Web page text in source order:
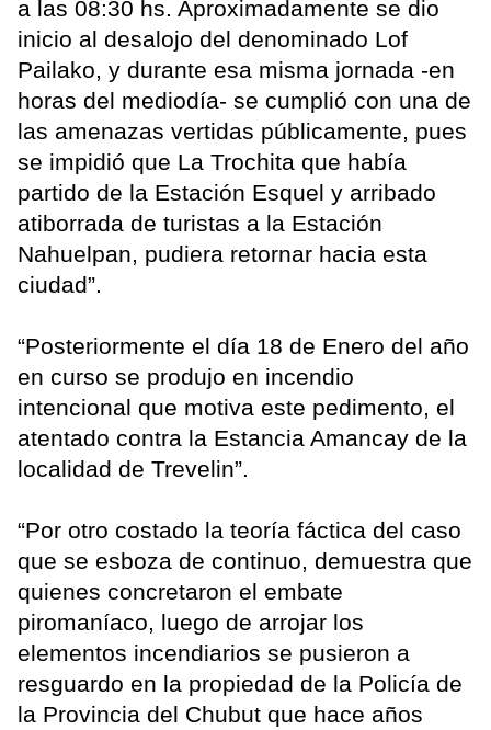
a las 08:30 hs. Aproximadamente se dio
inicio al desalojo del denominado Lof
Pailako, y durante esa misma jornada -en
horas del mediodía- se cumplió con una de
las amenazas vertidas públicamente, pues
se impidió que La Trochita que había
partido de la Estación Esquel y arribado
atiborrada de turistas a la Estación
Nahuelpan, pudiera retornar hacia esta
ciudad”.
“Posteriormente el día 18 de Enero del año
en curso se produjo en incendio
intencional que motiva este pedimento, el
atentado contra la Estancia Amancay de la
localidad de Trevelin”.
“Por otro costado la teoría fáctica del caso
que se esboza de continuo, demuestra que
quienes concretaron el embate
piromaníaco, luego de arrojar los
elementos incendiarios se pusieron a
resguardo en la propiedad de la Policía de
la Provincia del Chubut que hace años